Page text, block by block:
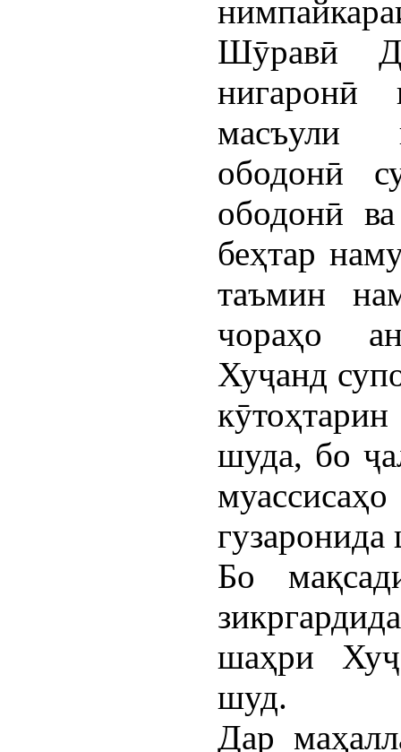
Шӯравӣ
нигаронӣ
масъули
ободонӣ
ободонӣ
беҳтар
таъмин
чораҳо
Хуҷанд
шуда, бо
гузаронида
Бо
шаҳри
шуд.
Дар